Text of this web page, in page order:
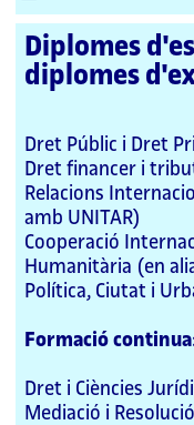
Diplomes
diplomes
Dret Públic i Dret
Dret financer i
Relacions
amb UNITAR)
Cooperació
Humanitària (en
Política, Ciutat i
Formació continua
Dret i Ciències
Mediació i